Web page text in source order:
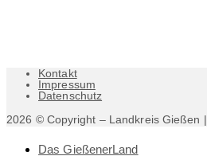
Kontakt
Impressum
Datenschutz
2026 © Copyright – Landkreis Gießen |
Das GießenerLand